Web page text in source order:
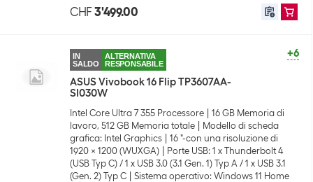
CHF 3'499.00
+6
IN
SALDO
ALTERNATIVA
RESPONSABILE
ASUS Vivobook 16 Flip TP3607AA-
SI030W
Intel Core Ultra 7 355 Processore
16 GB Memoria di
lavoro, 512 GB Memoria totale
Modello di scheda
grafica: Intel Graphics
16 "-con una risoluzione di
1920 x 1200 (WUXGA)
Porte USB: 1 x Thunderbolt 4
(USB Typ C) / 1 x USB 3.0 (3.1 Gen. 1) Typ A / 1 x USB 3.1
(Gen. 2) Typ C
Sistema operativo: Windows 11 Home